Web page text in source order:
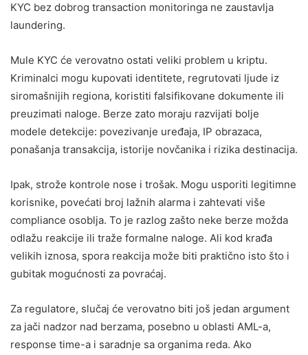
KYC bez dobrog transaction monitoringa ne zaustavlja
laundering.
Mule KYC će verovatno ostati veliki problem u kriptu.
Kriminalci mogu kupovati identitete, regrutovati ljude iz
siromašnijih regiona, koristiti falsifikovane dokumente ili
preuzimati naloge. Berze zato moraju razvijati bolje
modele detekcije: povezivanje uređaja, IP obrazaca,
ponašanja transakcija, istorije novčanika i rizika destinacija.
Ipak, strože kontrole nose i trošak. Mogu usporiti legitimne
korisnike, povećati broj lažnih alarma i zahtevati više
compliance osoblja. To je razlog zašto neke berze možda
odlažu reakcije ili traže formalne naloge. Ali kod krađa
velikih iznosa, spora reakcija može biti praktično isto što i
gubitak mogućnosti za povraćaj.
Za regulatore, slučaj će verovatno biti još jedan argument
za jači nadzor nad berzama, posebno u oblasti AML-a,
response time-a i saradnje sa organima reda. Ako